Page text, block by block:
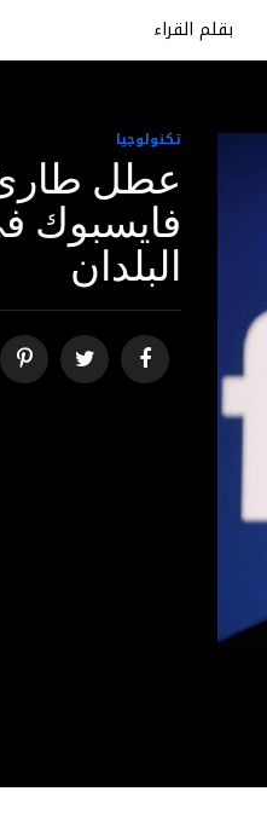
بقلم القراء
تكنولوجيا
عطل
فايسبوك
البلدان